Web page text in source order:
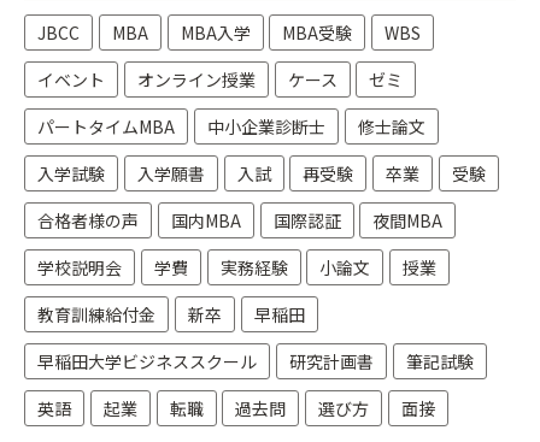
JBCC MBA MBA入学 MBA受験
WBS
イベント
オンライン授業 ケース
ゼミ
パートタイムMBA
中小企業診断士
修士論文
入学試験
入学願書 入試 再受験 卒業
受験
合格者様の声
国内MBA 国際認証
夜間MBA
学校説明会
学費 実務経験 小論文
授業
教育訓練給付金
新卒
早稲田
早稲田大学ビジネススクール
研究計画書
筆記試験
英語
起業 転職 過去問 選び方 面接